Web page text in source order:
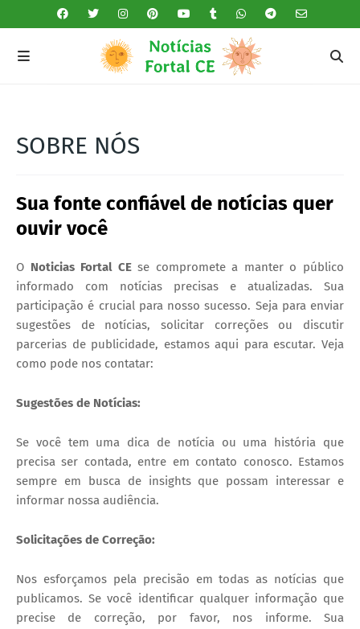
SOBRE NÓS
Sua fonte confiável de notícias quer
ouvir você
O Noticias Fortal CEse compromete a manter o público
informado com notícias precisas e atualizadas. Sua
participação é crucial para nosso sucesso. Seja para enviar
sugestões de notícias, solicitar correções ou discutir
parcerias de publicidade, estamos aqui para escutar. Veja
como pode nos contatar:
Sugestões de Notícias:
Se você tem uma dica de notícia ou uma história que
precisa ser contada, entre em contato conosco. Estamos
sempre em busca de insights que possam interessar e
informar nossa audiência.
Solicitações de Correção:
Nos esforçamos pela precisão em todas as notícias que
publicamos. Se você identificar qualquer informação que
precise de correção, por favor, nos informe. Sua